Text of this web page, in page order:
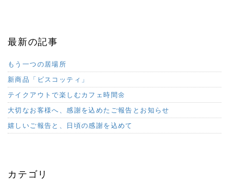
最新の記事
もう一つの居場所
新商品「ビスコッティ」
テイクアウトで楽しむカフェ時間🌼
大切なお客様へ、感謝を込めたご報告とお知らせ
嬉しいご報告と、日頃の感謝を込めて
カテゴリ